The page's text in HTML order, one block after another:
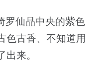
罗仙品中央的紫色
色古香、不知道用
来。